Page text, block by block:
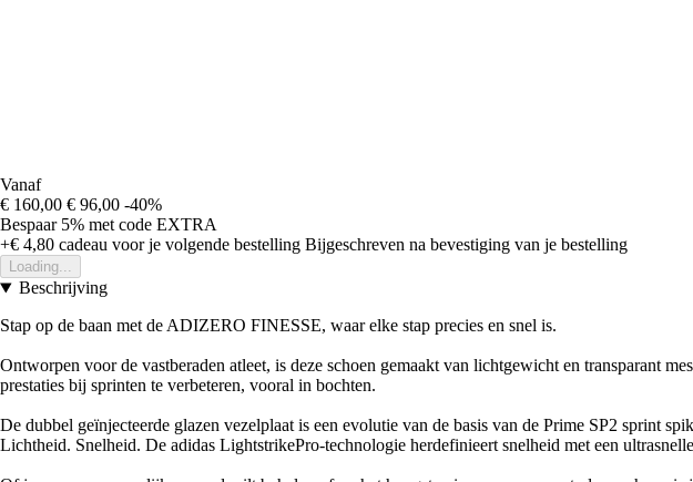
Vanaf
€ 160,00 € 96,00 -40%
Bespaar 5% met code EXTRA
+€ 4,80 cadeau voor je volgende bestelling Bijgeschreven na bevestiging van je bestelling
Loading...
Beschrijving
Stap op de baan met de ADIZERO FINESSE, waar elke stap precies en snel is.
Ontworpen voor de vastberaden atleet, is deze schoen gemaakt van lichtgewicht en transparant
prestaties bij sprinten te verbeteren, vooral in bochten.
De dubbel geïnjecteerde glazen vezelplaat is een evolutie van de basis van de Prime SP2 sprint
Lichtheid. Snelheid. De adidas LightstrikePro-technologie herdefinieert snelheid met een